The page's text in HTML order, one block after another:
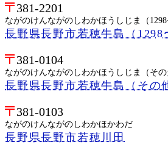
381-2201
ながのけんながのしわかほうしじま（
長野県長野市若穂牛島（1298
381-0104
ながのけんながのしわかほうしじま（その
長野県長野市若穂牛島（その
381-0103
ながのけんながのしわかほかわだ
長野県長野市若穂川田